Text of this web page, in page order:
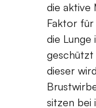
die aktive
Faktor
die
dieser
sitzen bei